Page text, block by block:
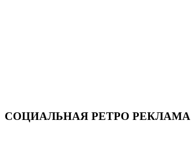
СОЦИАЛЬНАЯ РЕТРО РЕКЛАМА